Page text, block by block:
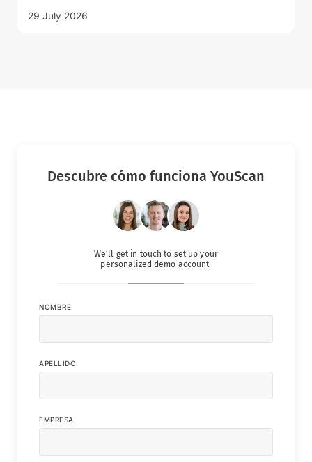
29 July 2026
Descubre cómo funciona YouScan
NOMBRE
APELLIDO
EMPRESA
We’ll get in touch to set up your
personalized demo account.